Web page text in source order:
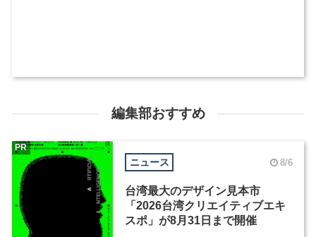
編集部おすすめ
ニュース 8/6
台湾最大のデザイン見本市
「2026台湾クリエイティブエキ
スポ」が8月31日まで開催
PR